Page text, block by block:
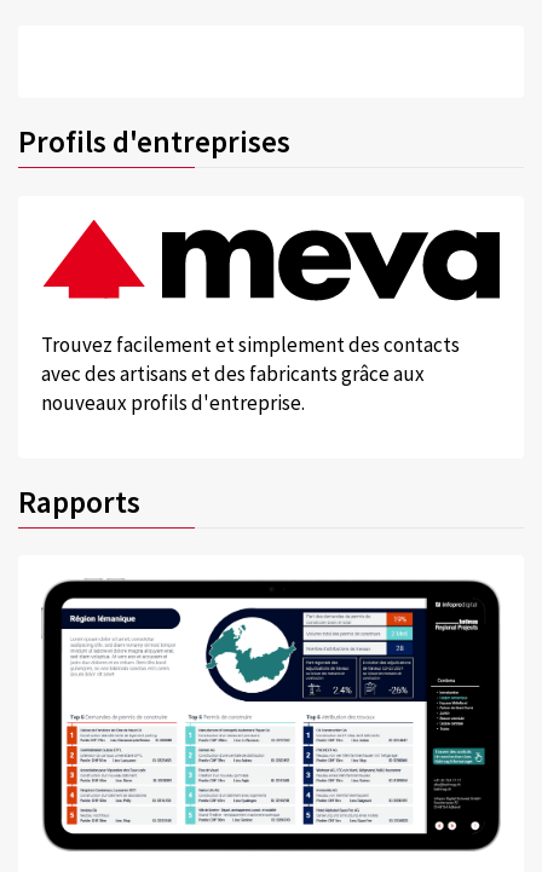
Profils d'entreprises
Trouvez facilement et simplement des contacts
avec des artisans et des fabricants grâce aux
nouveaux profils d'entreprise.
Rapports